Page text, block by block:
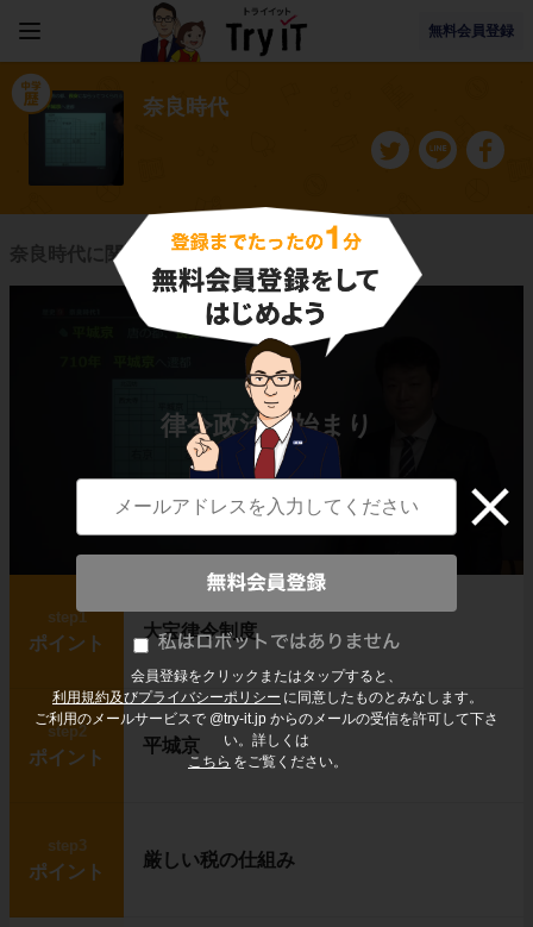
無料会員登録
会員登録をクリックまたはタップすると、
利用規約及びプライバシーポリシー に同意したものとみなします。
ご利用のメールサービスで @try-it.jp からのメールの受信を許可して下さ
い。詳しくは
こちら をご覧ください。
奈良時代
奈良時代に関連する授業一覧
律令政治の始まり
step1
ポイント
大宝律令制度
step2
ポイント
平城京
step3
ポイント
厳しい税の仕組み